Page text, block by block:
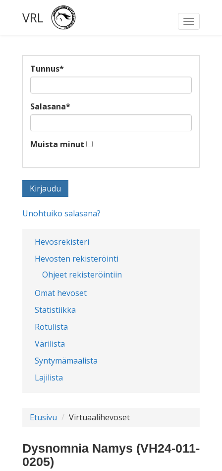
Toggle
VRL
Hevosrekisteri
Hevosten rekisteröinti
Ohjeet rekisteröintiin
Omat hevoset
Statistiikka
Rotulista
Värilista
Syntymämaalista
Lajilista
Tunnus*
Salasana*
Muista minut
Unohtuiko salasana?
Etusivu Virtuaalihevoset
Dysnomnia Namys (VH24-011-
0205)